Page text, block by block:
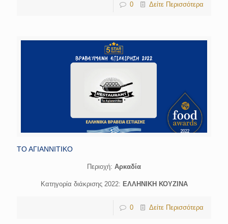
0 Δείτε Περισσότερα
ΤΟ ΑΓΙΑΝΝΙΤΙΚΟ
Περιοχή: Αρκαδία
Κατηγορία διάκρισης 2022: ΕΛΛΗΝΙΚΗ ΚΟΥΖΙΝΑ
0 Δείτε Περισσότερα